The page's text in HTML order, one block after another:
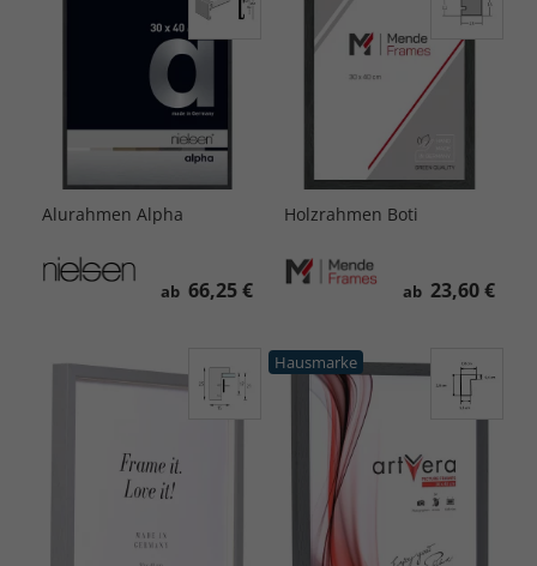
Alurahmen Alpha
ab 66,25 €
Holzrahmen Boti
ab 23,60 €
Hausmarke